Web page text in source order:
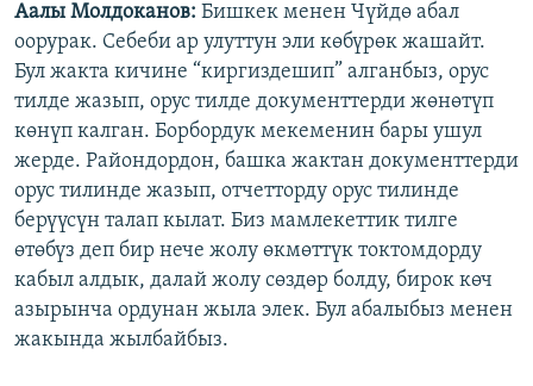
Аалы Молдоканов: Бишкек менен Чүйдө абал
оорурак. Себеби ар улуттун эли көбүрөк жашайт.
Бул жакта кичине “киргиздешип” алганбыз, орус
тилде жазып, орус тилде документтерди жөнөтүп
көнүп калган. Борбордук мекеменин бары ушул
жерде. Райондордон, башка жактан документтерди
орус тилинде жазып, отчетторду орус тилинде
берүүсүн талап кылат. Биз мамлекеттик тилге
өтөбүз деп бир нече жолу өкмөттүк токтомдорду
кабыл алдык, далай жолу сөздөр болду, бирок көч
азырынча ордунан жыла элек. Бул абалыбыз менен
жакында жылбайбыз.